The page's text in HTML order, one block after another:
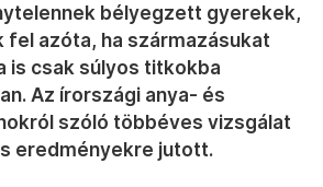
bélyegzett gyerekek,
fel azóta, ha származásukat
is csak súlyos titkokba
Az írországi anya- és
szóló többéves vizsgálat
eredményekre jutott.